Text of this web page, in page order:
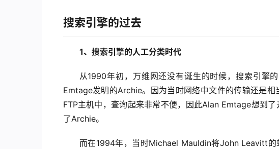
搜索引擎的过去
1、搜索引擎的人工分类时代
从1990年初，万维网还没有诞生的时候，搜索引擎
Emtage发明的Archie。因为当时网络中文件的传输还是
FTP主机中，查询起来非常不便，因此Alan Emtage想到
了Archie。
而在1994年，当时Michael Mauldin将John Leavitt